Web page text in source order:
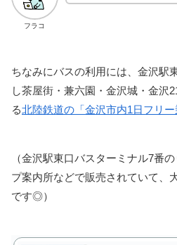
フラコ
ちなみにバスの利用には、金沢駅
し茶屋街・兼六園・金沢城・金沢
る北陸鉄道の「金沢市内1日フリー
（金沢駅東口バスターミナル7番
プ案内所などで販売されていて、
です◎）